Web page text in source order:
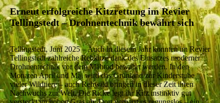
Erneut erfolgreiche Kitzrettung im Revier
Tellingstedt – Drohnentechnik bewährt sich
Tellingstedt, Juni 2025 – Auch in diesem Jahr konnten im Revier
Tellingstedt zahlreiche Rehkitze dank des Einsatzes moderner
Drohnentechnik vor dem Mähtod bewahrt werden. In den
Monaten April und Mai wird das Grünland zur Kinderstube
vieler Wildtiere – auch Rehwild bringen in dieser Zeit ihren
Nachwuchs zur Welt. Die Ricke legt ihr Kitz instinktiv gut